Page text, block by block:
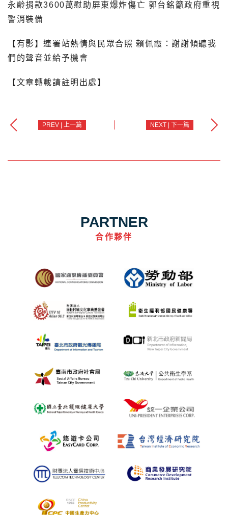
永齡捐款3600萬慰助屏東爆炸傷亡 郭台銘籲政府重視
警消裝備
【有影】連署站熱情與民眾合照 賴佩霞：謝謝傾聽我
們的聲音並給予機會
【文章轉載請註明出處】
PREV | 上一篇 NEXT | 下一篇
PARTNER
合作夥伴